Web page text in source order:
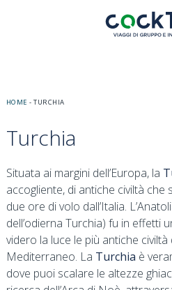
HOME -TURCHIA
Turchia
Situata ai margini dell’Europa, la
accogliente, di antiche civiltà
due ore di volo dall’Italia.
dell’odierna Turchia) fu in effetti
videro la luce le più antiche
Mediterraneo. La Turchia è
dove puoi scalare le altezze